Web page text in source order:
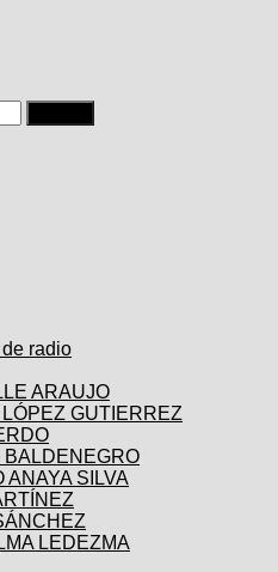
radio
ARAUJO
GUTIERREZ
BALDENEGRO
ANAYA SILVA
LEDEZMA